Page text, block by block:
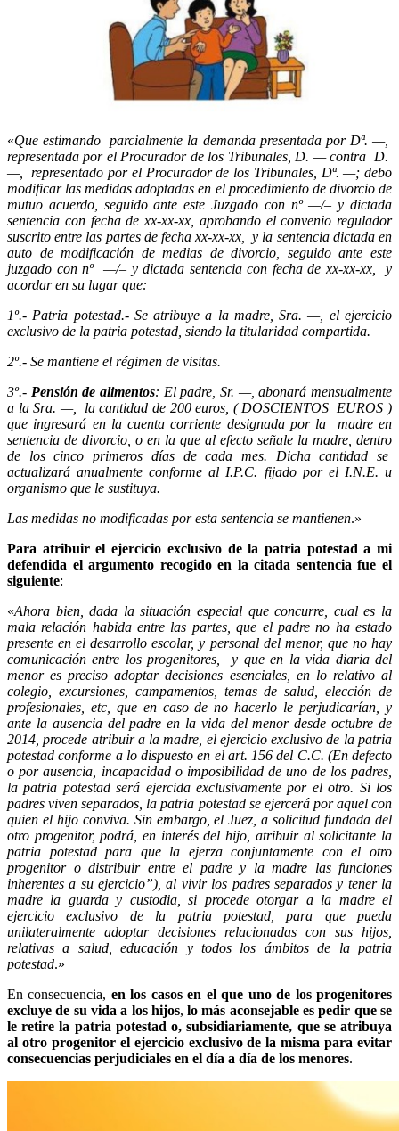
«Que estimando parcialmente la demanda presentada por Dª. —,
representada por el Procurador de los Tribunales, D. — contra D.
—, representado por el Procurador de los Tribunales, Dª. —; debo
modificar las medidas adoptadas en el procedimiento de divorcio de
mutuo acuerdo, seguido ante este Juzgado con nº —/– y dictada
sentencia con fecha de xx-xx-xx, aprobando el convenio regulador
suscrito entre las partes de fecha xx-xx-xx, y la sentencia dictada en
auto de modificación de medias de divorcio, seguido ante este
juzgado con nº —/– y dictada sentencia con fecha de xx-xx-xx, y
acordar en su lugar que:
1º.- Patria potestad.- Se atribuye a la madre, Sra. —, el ejercicio
exclusivo de la patria potestad, siendo la titularidad compartida.
2º.- Se mantiene el régimen de visitas.
3º.- Pensión de alimentos: El padre, Sr. —, abonará mensualmente
a la Sra. —, la cantidad de 200 euros, ( DOSCIENTOS EUROS )
que ingresará en la cuenta corriente designada por la madre en
sentencia de divorcio, o en la que al efecto señale la madre, dentro
de los cinco primeros días de cada mes. Dicha cantidad se
actualizará anualmente conforme al I.P.C. fijado por el I.N.E. u
organismo que le sustituya.
Las medidas no modificadas por esta sentencia se mantienen.»
Para atribuir el ejercicio exclusivo de la patria potestad a mi
defendida el argumento recogido en la citada sentencia fue el
siguiente:
«Ahora bien, dada la situación especial que concurre, cual es la
mala relación habida entre las partes, que el padre no ha estado
presente en el desarrollo escolar, y personal del menor, que no hay
comunicación entre los progenitores, y que en la vida diaria del
menor es preciso adoptar decisiones esenciales, en lo relativo al
colegio, excursiones, campamentos, temas de salud, elección de
profesionales, etc, que en caso de no hacerlo le perjudicarían, y
ante la ausencia del padre en la vida del menor desde octubre de
2014, procede atribuir a la madre, el ejercicio exclusivo de la patria
potestad conforme a lo dispuesto en el art. 156 del C.C. (En defecto
o por ausencia, incapacidad o imposibilidad de uno de los padres,
la patria potestad será ejercida exclusivamente por el otro. Si los
padres viven separados, la patria potestad se ejercerá por aquel con
quien el hijo conviva. Sin embargo, el Juez, a solicitud fundada del
otro progenitor, podrá, en interés del hijo, atribuir al solicitante la
patria potestad para que la ejerza conjuntamente con el otro
progenitor o distribuir entre el padre y la madre las funciones
inherentes a su ejercicio”), al vivir los padres separados y tener la
madre la guarda y custodia, si procede otorgar a la madre el
ejercicio exclusivo de la patria potestad, para que pueda
unilateralmente adoptar decisiones relacionadas con sus hijos,
relativas a salud, educación y todos los ámbitos de la patria
potestad.»
En consecuencia, en los casos en el que uno de los progenitores
excluye de su vida a los hijos,lo más aconsejable es pedir que se
le retire la patria potestad o, subsidiariamente, que se atribuya
al otro progenitor el ejercicio exclusivo de la misma para evitar
consecuencias perjudiciales en el día a día de los menores.